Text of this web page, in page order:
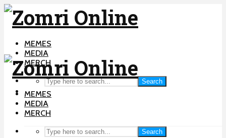
MEMES
MEDIA
MERCH
Search
MEMES
MEDIA
MERCH
Search